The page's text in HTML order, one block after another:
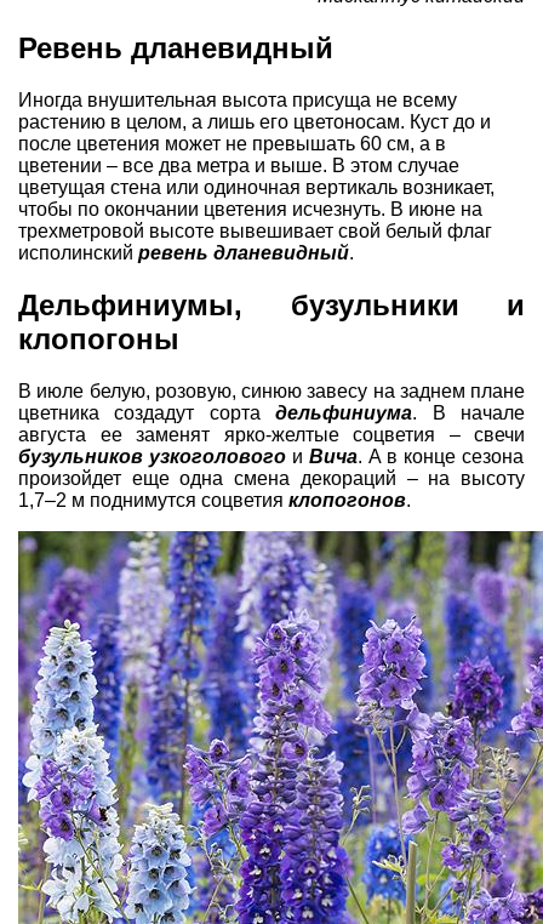
Ревень дланевидный
Иногда внушительная высота присуща не всему
растению в целом, а лишь его цветоносам. Куст до и
после цветения может не превышать 60 см, а в
цветении – все два метра и выше. В этом случае
цветущая стена или одиночная вертикаль возникает,
чтобы по окончании цветения исчезнуть. В июне на
трехметровой высоте вывешивает свой белый флаг
исполинский ревень дланевидный.
Дельфиниумы, бузульники и
клопогоны
В июле белую, розовую, синюю завесу на заднем плане
цветника создадут сортадельфиниума. В начале
августа ее заменят ярко-желтые соцветия – свечи
бузульников узкоголовогои Вича. А в конце сезона
произойдет еще одна смена декораций – на высоту
1,7–2 м поднимутся соцветия клопогонов.